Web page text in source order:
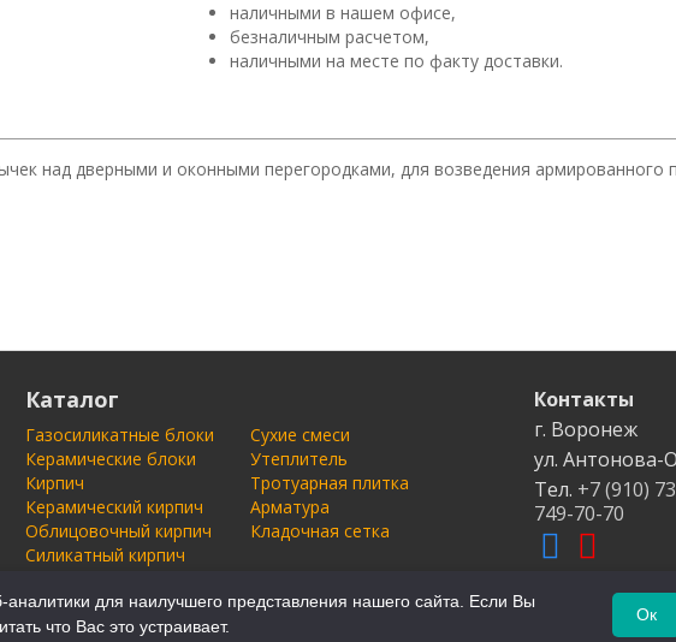
наличными в нашем офисе,
безналичным расчетом,
наличными на месте по факту доставки.
над дверными и оконными перегородками, для возведения армированного
Каталог
Газосиликатные блоки
Керамические блоки
Кирпич
Керамический кирпич
Облицовочный кирпич
Силикатный кирпич
Сухие смеси
Утеплитель
Тротуарная плитка
Арматура
Кладочная сетка
Контакты
г. Воронеж
ул. Антонова-
Тел. +7 (910)
749-70-70
для наилучшего представления нашего сайта. Если Вы
что Вас это устраивает.
Ок